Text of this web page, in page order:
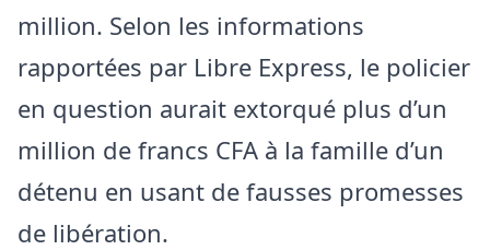
million. Selon les informations
rapportées par Libre Express, le policier
en question aurait extorqué plus d’un
million de francs CFA à la famille d’un
détenu en usant de fausses promesses
de libération.